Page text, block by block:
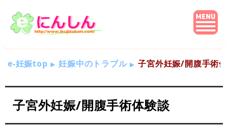
e-妊娠top 妊娠中のトラブル 子宮外妊娠/開腹手術
子宮外妊娠/開腹手術体験談